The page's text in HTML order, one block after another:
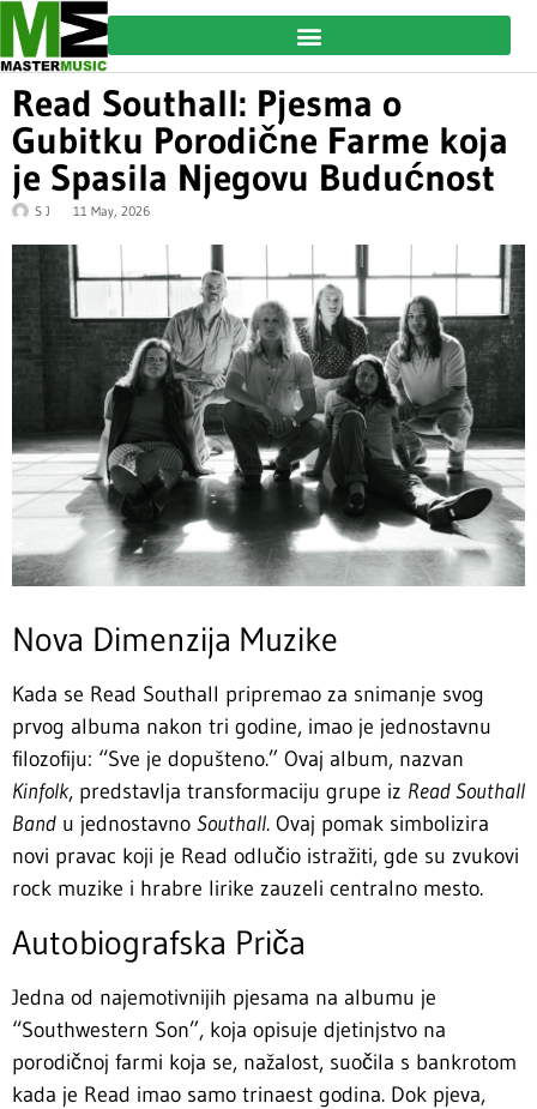
Read Southall: Pjesma o
Gubitku Porodične Farme koja
je Spasila Njegovu Budućnost
S J 11 May, 2026
Nova Dimenzija Muzike
Kada se Read Southall pripremao za snimanje svog
prvog albuma nakon tri godine, imao je jednostavnu
filozofiju: “Sve je dopušteno.” Ovaj album, nazvan
Kinfolk, predstavlja transformaciju grupe iz Read Southall
Band u jednostavno Southall. Ovaj pomak simbolizira
novi pravac koji je Read odlučio istražiti, gde su zvukovi
rock muzike i hrabre lirike zauzeli centralno mesto.
Autobiografska Priča
Jedna od najemotivnijih pjesama na albumu je
“Southwestern Son”, koja opisuje djetinjstvo na
porodičnoj farmi koja se, nažalost, suočila s bankrotom
kada je Read imao samo trinaest godina. Dok pjeva,